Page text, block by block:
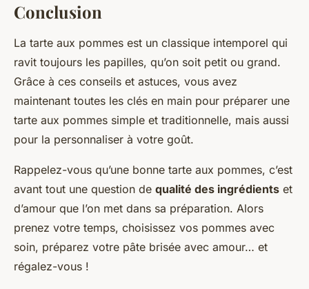
Conclusion
La tarte aux pommes est un classique intemporel qui
ravit toujours les papilles, qu’on soit petit ou grand.
Grâce à ces conseils et astuces, vous avez
maintenant toutes les clés en main pour préparer une
tarte aux pommes simple et traditionnelle, mais aussi
pour la personnaliser à votre goût.
Rappelez-vous qu’une bonne tarte aux pommes, c’est
avant tout une question de qualité des ingrédients et
d’amour que l’on met dans sa préparation. Alors
prenez votre temps, choisissez vos pommes avec
soin, préparez votre pâte brisée avec amour… et
régalez-vous !